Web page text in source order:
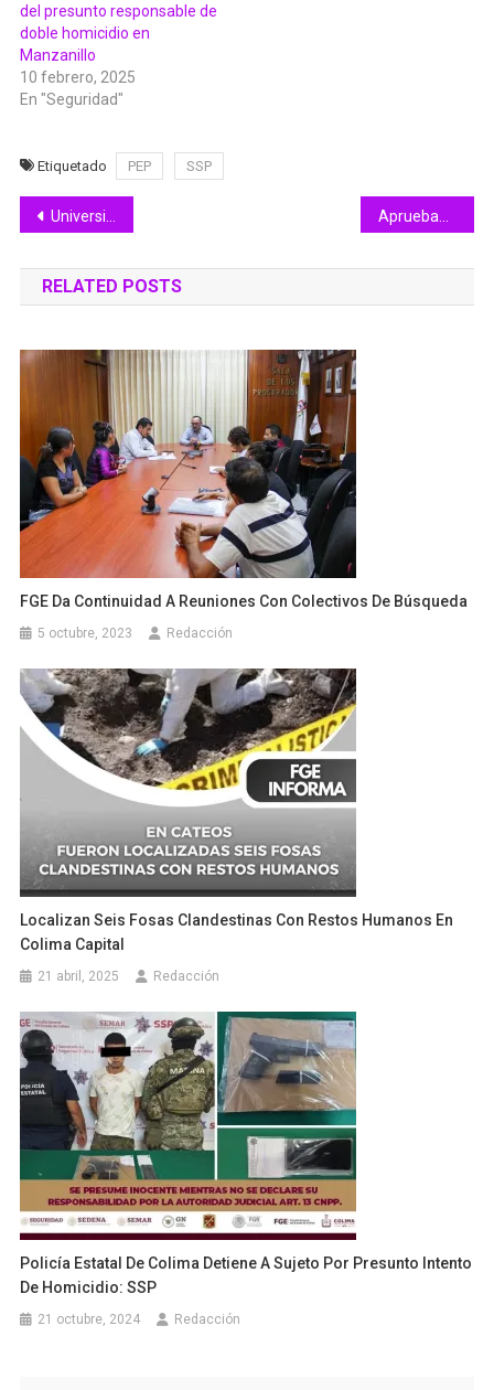
del presunto responsable de
doble homicidio en
Manzanillo
10 febrero, 2025
En "Seguridad"
Etiquetado PEP SSP
Navegación
de
entradas
Universidad Intercultural de Colima abre preinscripción 2026
RELATED POSTS
FGE Da Continuidad A Reuniones Con Colectivos De Búsqueda
5 octubre, 2023 Redacción
Localizan Seis Fosas Clandestinas Con Restos Humanos En
Colima Capital
21 abril, 2025 Redacción
Policía Estatal De Colima Detiene A Sujeto Por Presunto Intento
De Homicidio: SSP
21 octubre, 2024 Redacción